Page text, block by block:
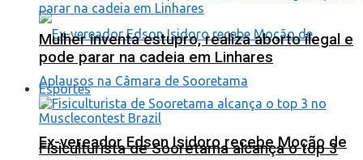
Ex-vereador Edson Isidoro recebe Moção de
Mulher inventa estupro, realiza aborto ilegal e
pode parar na cadeia em Linhares
Esportes
Fisiculturista de Sooretama alcança o top 3